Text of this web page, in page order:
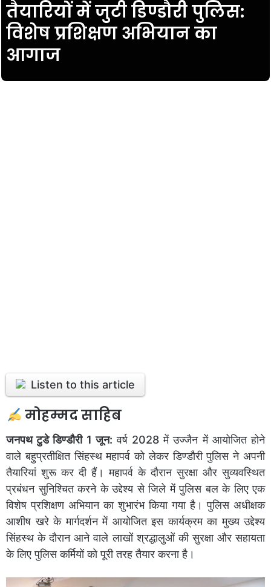
तैयारियों में जुटी डिण्डौरी पुलिस:
विशेष प्रशिक्षण अभियान का
आगाज
Listen to this article
मोहम्मद साहिब
जनपथ टुडेडिण्डौरी 1 जून: वर्ष 2028 में उज्जैन में आयोजित होने
वाले बहुप्रतीक्षित सिंहस्थ महापर्व को लेकर डिण्डौरी पुलिस ने अपनी
तैयारियां शुरू कर दी हैं। महापर्व के दौरान सुरक्षा और सुव्यवस्थित
प्रबंधन सुनिश्चित करने के उद्देश्य से जिले में पुलिस बल के लिए एक
विशेष प्रशिक्षण अभियान का शुभारंभ किया गया है। पुलिस अधीक्षक
आशीष खरे के मार्गदर्शन में आयोजित इस कार्यक्रम का मुख्य उद्देश्य
सिंहस्थ के दौरान आने वाले लाखों श्रद्धालुओं की सुरक्षा और सहायता
के लिए पुलिस कर्मियों को पूरी तरह तैयार करना है।